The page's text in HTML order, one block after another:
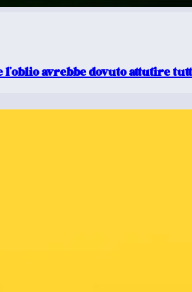
l’oblio avrebbe dovuto attutire